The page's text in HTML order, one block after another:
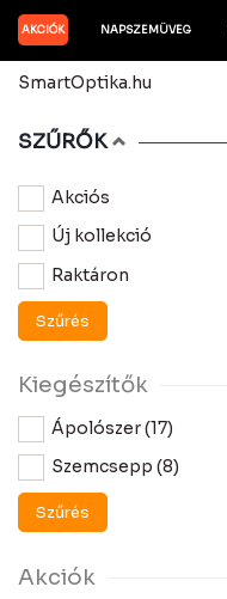
AKCIÓK NAPSZEMÜVEG
SmartOptika.hu
SZŰRŐK
Akciós
Új kollekció
Raktáron
Szűrés
Kiegészítők
Ápolószer (17)
Szemcsepp (8)
Szűrés
Akciók